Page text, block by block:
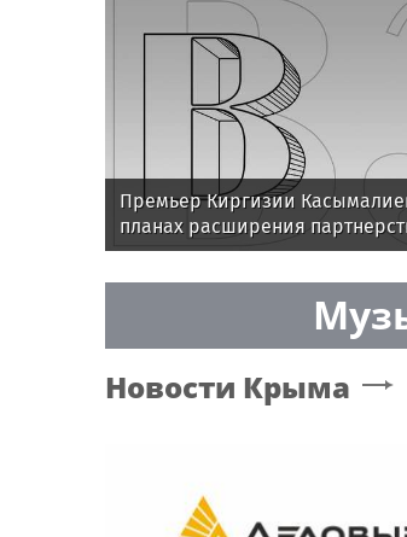
Премьер Киргизии
планах расширения
Новости Крыма